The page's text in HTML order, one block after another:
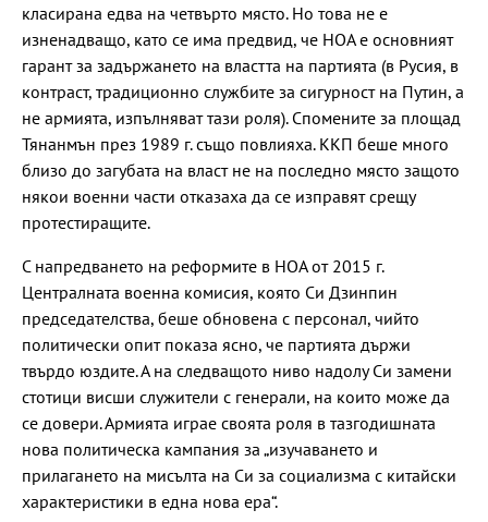
класирана едва на четвърто място. Но това не е
изненадващо, като се има предвид, че НОА е основният
гарант за задържането на властта на партията (в Русия, в
контраст, традиционно службите за сигурност на Путин, а
не армията, изпълняват тази роля). Спомените за площад
Тянанмън през 1989 г. също повлияха. ККП беше много
близо до загубата на власт не на последно място защото
някои военни части отказаха да се изправят срещу
протестиращите.
С напредването на реформите в НОА от 2015 г.
Централната военна комисия, която Си Дзинпин
председателства, беше обновена с персонал, чийто
политически опит показа ясно, че партията държи
твърдо юздите. А на следващото ниво надолу Си замени
стотици висши служители с генерали, на които може да
се довери. Армията играе своята роля в тазгодишната
нова политическа кампания за „изучаването и
прилагането на мисълта на Си за социализма с китайски
характеристики в една нова ера“.